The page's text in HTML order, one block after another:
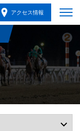
アクセス情報